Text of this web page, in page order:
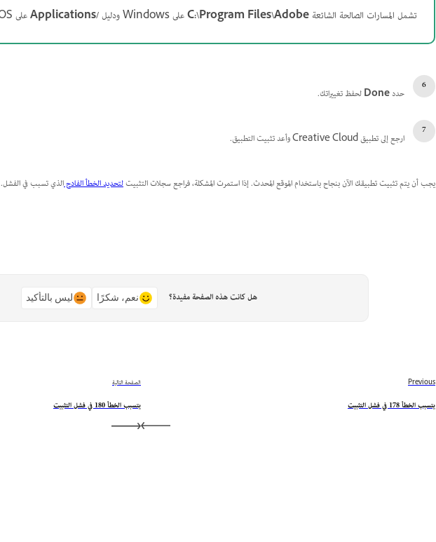
تشمل المسارات الصالحة الشائعةC:\Program Files\Adobeعلى Windows ودليل /Applications على macOS.
حددDoneلحفظ تغييراتك.
ارجع إلى تطبيق Creative Cloud وأعد تثبيت التطبيق.
يجب أن يتم تثبيت تطبيقك الآن بنجاح باستخدام الموقع المحدث. إذا استمرت المشكلة، فراجع سجلات التثبيتلتحديد الخطأ الفادحالذي تسبب في الفشل.
هل كانت هذه الصفحة مفيدة؟ نعم، شكرًا ليس بالتأكيد
Previous
يتسبب الخطأ 178 في فشل التثبيت
الصفحة التالية
يتسبب الخطأ 180 في فشل التثبيت